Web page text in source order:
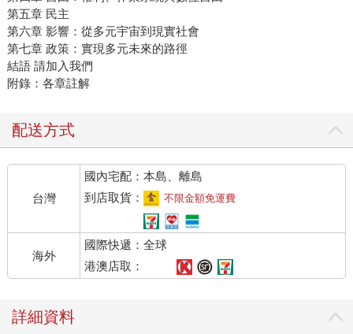
第五章 民主
第六章 影響：從多元宇宙到現實社會
第七章 政策：實現多元未來的路徑
結語 請加入我們
附錄：各章註解
配送方式
台灣
國內宅配：本島、離島
到店取貨：
不限金額免運費
海外
國際快遞：全球
港澳店取：
詳細資料